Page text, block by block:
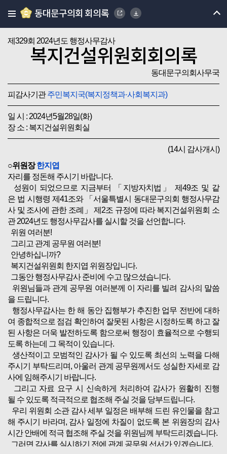
동대문구의회 회의록
제329회 2024년도 행정사무감사
복지건설위원회회의록
동대문구의회사무국
피감사기관주민복지국(복지정책과·사회복지과)
일 시 : 2024년5월28일(화)
장 소 : 복지건설위원회실
(14시 감사개시)
○위원장한지엽
자리를 정돈해 주시기 바랍니다.
성원이 되었으므로 지금부터 「지방자치법」 제49조 및 같
은 법 시행령 제41조와 「서울특별시 동대문구의회 행정사무감
사 및 조사에 관한 조례」 제2조 규정에 따라 복지건설위원회 소
관 2024년도 행정사무감사를 실시할 것을 선언합니다.
위원 여러분!
그리고 관계 공무원 여러분!
안녕하십니까?
복지건설위원회 한지엽 위원장입니다.
그동안 행정사무감사 준비에 수고 많으셨습니다.
위원님들과 관계 공무원 여러분께 이 자리를 빌려 감사의 말씀
을 드립니다.
행정사무감사는 한 해 동안 집행부가 추진한 업무 전반에 대하
여 종합적으로 점검 확인하여 잘못된 사항은 시정하도록 하고 잘
된 사항은 더욱 발전하도록 함으로써 행정이 효율적으로 수행되
도록 하는데 그 목적이 있습니다.
생산적이고 모범적인 감사가 될 수 있도록 최선의 노력을 다해
주시기 부탁드리며, 아울러 관계 공무원께서도 성실한 자세로 감
사에 임해주시기 바랍니다.
그리고 자료 요구 시 신속하게 처리하여 감사가 원활히 진행
될 수 있도록 적극적으로 협조해 주실 것을 당부드립니다.
우리 위원회 소관 감사 세부 일정은 배부해 드린 유인물을 참고
해 주시기 바라며, 감사 일정에 차질이 없도록 본 위원장의 감사
시간 안배에 적극 협조해 주실 것을 위원님께 부탁드리겠습니다.
그러면 감사를 실시하기 전에 관계 공무원 선서가 있겠습니다.